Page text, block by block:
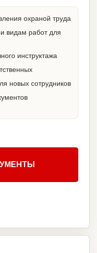
охраной труда
видам работ для
инструктажа
новых сотрудников